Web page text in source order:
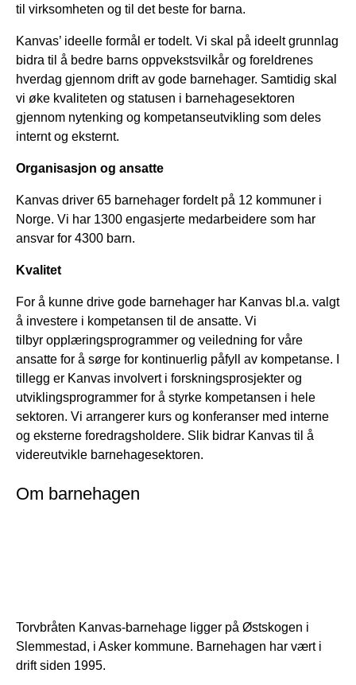
til virksomheten og til det beste for barna.
Kanvas’ ideelle formål er todelt. Vi skal på ideelt grunnlag
bidra til å bedre barns oppvekstsvilkår og foreldrenes
hverdag gjennom drift av gode barnehager. Samtidig skal
vi øke kvaliteten og statusen i barnehagesektoren
gjennom nytenking og kompetanseutvikling som deles
internt og eksternt.
Organisasjon og ansatte
Kanvas driver 65 barnehager fordelt på 12 kommuner i
Norge. Vi har 1300 engasjerte medarbeidere som har
ansvar for 4300 barn.
Kvalitet
For å kunne drive gode barnehager har Kanvas bl.a. valgt
å investere i kompetansen til de ansatte. Vi
tilbyr opplæringsprogrammer og veiledning for våre
ansatte for å sørge for kontinuerlig påfyll av kompetanse. I
tillegg er Kanvas involvert i forskningsprosjekter og
utviklingsprogrammer for å styrke kompetansen i hele
sektoren. Vi arrangerer kurs og konferanser med interne
og eksterne foredragsholdere. Slik bidrar Kanvas til å
videreutvikle barnehagesektoren.
Om barnehagen
Torvbråten Kanvas-barnehage ligger på Østskogen i
Slemmestad, i Asker kommune. Barnehagen har vært i
drift siden 1995.